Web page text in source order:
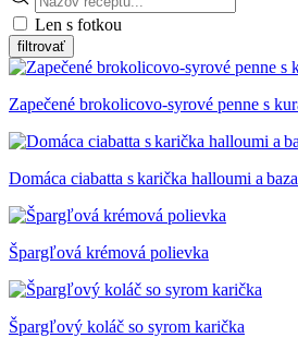
Len s fotkou
Zapečené brokolicovo-syrové penne s
Domáca ciabatta s karička halloumi a
Špargľová krémová polievka
Špargľový koláč so syrom karička